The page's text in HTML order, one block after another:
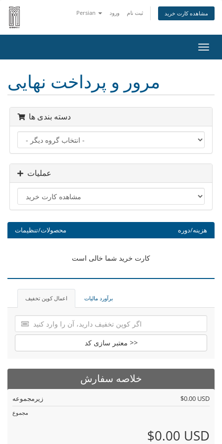
Persian ورود ثبت نام مشاهده کارت خرید
تغییر
مرور و پرداخت نهایی
دسته بندی ها
عملیات
محصولات/تنظیمات هزینه/دوره
کارت خرید شما خالی است
اعمال کوپن تخفیف برآورد مالیات
معتبر سازی کد >>
خلاصه سفارش
زیرمجموعه $0.00 USD
مجموع
$0.00 USD